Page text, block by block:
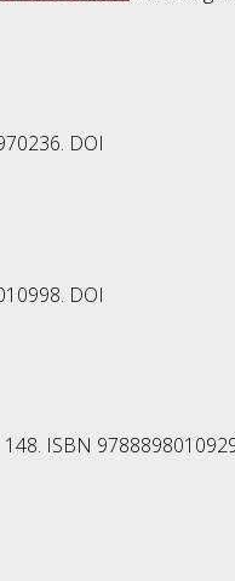
DOI
DOI
ISBN